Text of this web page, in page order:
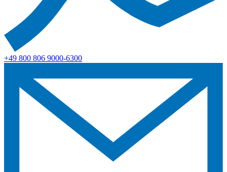
+49 800 806 9000-6300